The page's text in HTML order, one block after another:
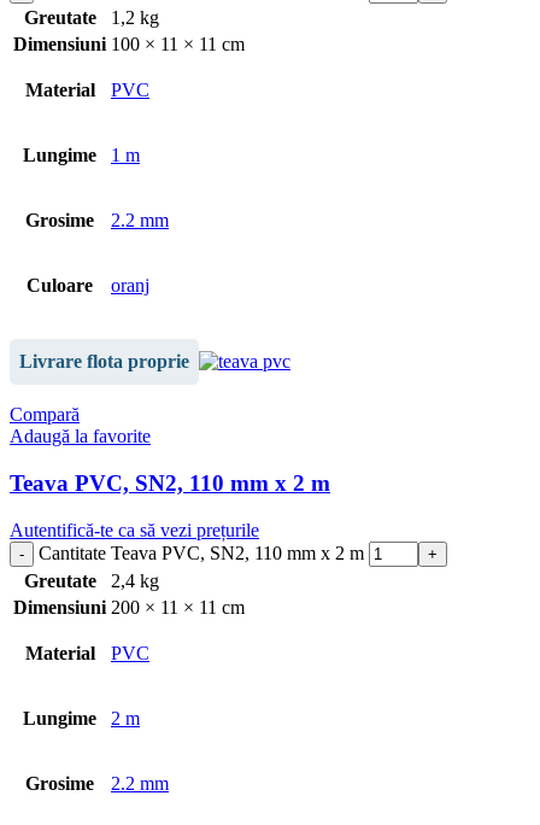
Greutate
1,2 kg
Dimensiuni 100 × 11 × 11 cm
Material PVC
Lungime 1 m
Grosime 2.2 mm
Culoare oranj
Livrare flota proprie
Compară
Adaugă la favorite
Teava PVC, SN2, 110 mm x 2 m
Autentifică-te ca să vezi prețurile
Cantitate Teava PVC, SN2, 110 mm x 2 m
Greutate
2,4 kg
Dimensiuni 200 × 11 × 11 cm
Material PVC
Lungime 2 m
Grosime 2.2 mm